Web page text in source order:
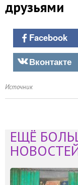
друзьями
Facebook
Вконтакте
Источник
ЕЩЁ